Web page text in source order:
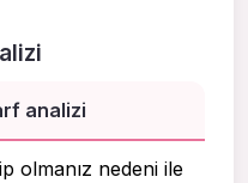
analizi
olmanız nedeni ile